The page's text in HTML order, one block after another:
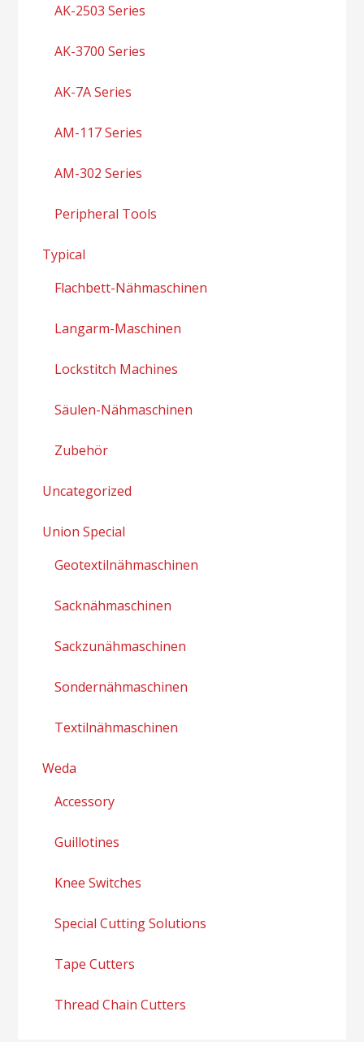
AK-2503 Series
AK-3700 Series
AK-7A Series
AM-117 Series
AM-302 Series
Peripheral Tools
Typical
Flachbett-Nähmaschinen
Langarm-Maschinen
Lockstitch Machines
Säulen-Nähmaschinen
Zubehör
Uncategorized
Union Special
Geotextilnähmaschinen
Sacknähmaschinen
Sackzunähmaschinen
Sondernähmaschinen
Textilnähmaschinen
Weda
Accessory
Guillotines
Knee Switches
Special Cutting Solutions
Tape Cutters
Thread Chain Cutters